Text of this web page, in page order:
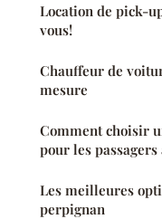
Location de pick-
vous!
Chauffeur de
mesure
Comment choisir
pour les
Les meilleures
perpignan